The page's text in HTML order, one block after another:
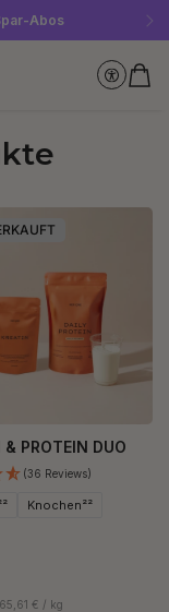
der Vorrat reicht!
sichern
Abos
& PROTEIN DUO
(36 Reviews)
Knochen²²
€ / kg